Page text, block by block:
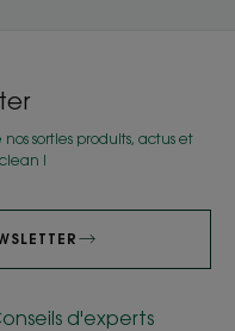
sorties produits, actus et
!
d'experts